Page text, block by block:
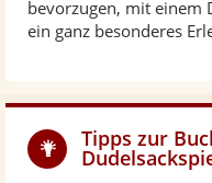
bevorzugen, mit einem
ein ganz besonderes
Tipps zur